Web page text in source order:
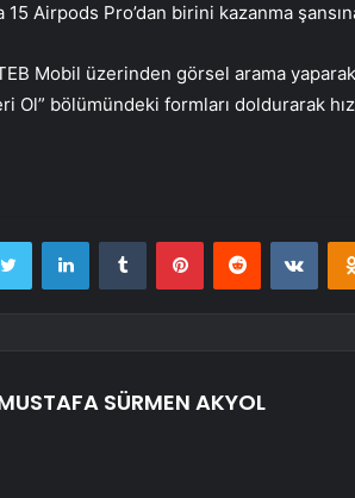
Airpods Pro’dan birini kazanma
Mobil üzerinden görsel arama
Ol” bölümündeki formları doldurarak
Twitter LinkedInTumblr PinterestReddit
SÜRMEN AKYOL